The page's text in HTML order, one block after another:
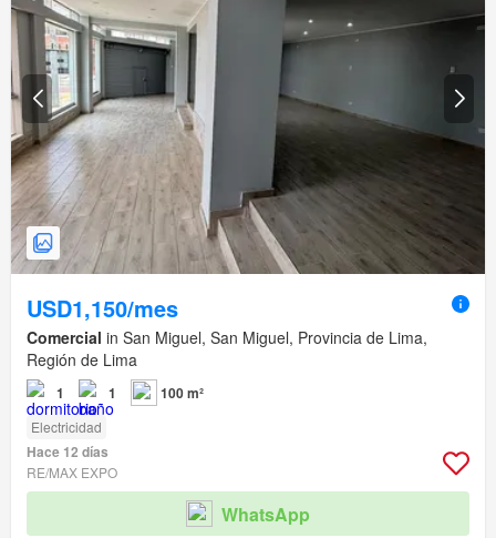
USD1,150/mes
Comercial in San Miguel, San Miguel, Provincia de Lima,
Región de Lima
1 1 100 m²
Electricidad
Hace 12 días
RE/MAX EXPO
WhatsApp